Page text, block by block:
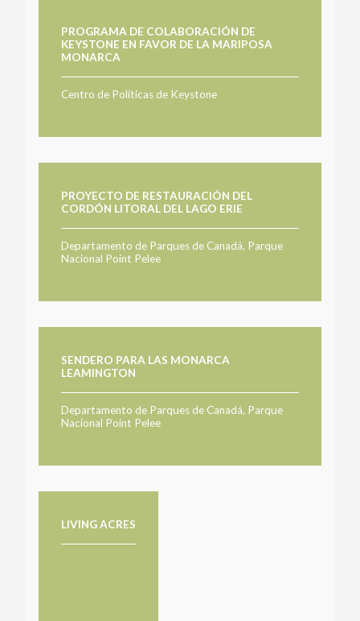
PROGRAMA DE COLABORACIÓN DE
KEYSTONE EN FAVOR DE LA MARIPOSA
MONARCA
Centro de Políticas de Keystone
PROYECTO DE RESTAURACIÓN DEL
CORDÓN LITORAL DEL LAGO ERIE
Departamento de Parques de Canadá, Parque
Nacional Point Pelee
SENDERO PARA LAS MONARCA
LEAMINGTON
Departamento de Parques de Canadá, Parque
Nacional Point Pelee
LIVING ACRES